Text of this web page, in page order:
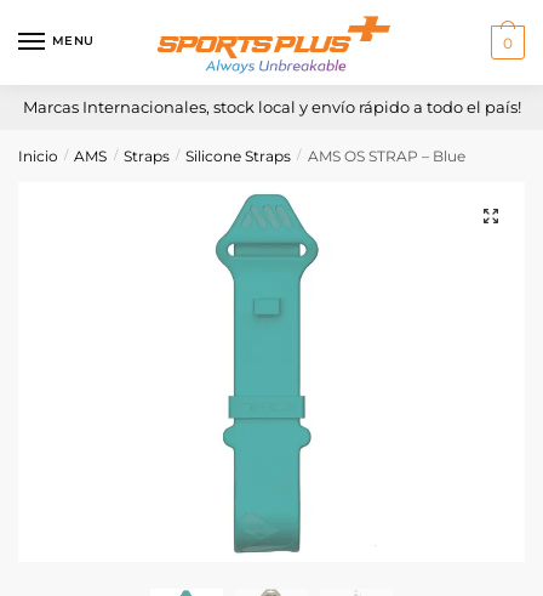
MENU 0
Marcas Internacionales, stock local y envío rápido a todo el país!
Inicio / AMS / Straps / Silicone Straps / AMS OS STRAP – Blue